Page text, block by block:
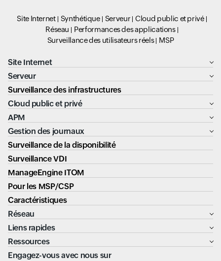
Site Internet Synthétique Serveur
Cloud public et privé
Réseau
Performances des applications
Surveillance des utilisateurs réels
MSP
Site Internet
Serveur
Surveillance des infrastructures
Cloud public et privé
APM
Gestion des journaux
Surveillance de la disponibilité
Surveillance VDI
ManageEngine ITOM
Pour les MSP/CSP
Caractéristiques
Réseau
Liens rapides
Ressources
Engagez-vous avec nous sur